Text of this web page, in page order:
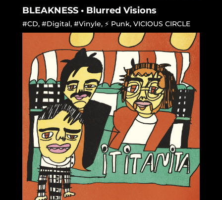
BLEAKNESS • Blurred Visions
#CD, #Digital, #Vinyle, ⚡ Punk, VICIOUS CIRCLE